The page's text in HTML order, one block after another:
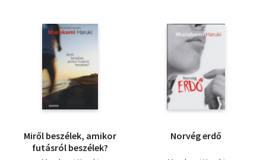
Miről beszélek, amikor
futásról beszélek?
Norvég erdő